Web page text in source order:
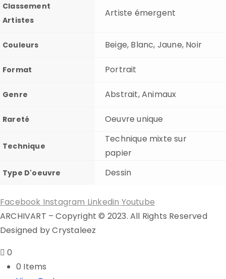
Classement
Artistes
Artiste émergent
Couleurs Beige, Blanc, Jaune, Noir
Format Portrait
Genre Abstrait, Animaux
Rareté Oeuvre unique
Technique
Technique mixte sur
papier
Type D'oeuvre Dessin
Facebook Instagram Linkedin Youtube
ARCHIVART – Copyright © 2023. All Rights Reserved
Designed by Crystaleez
0
0 Items